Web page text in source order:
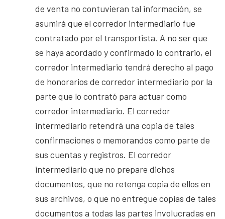
de venta no contuvieran tal información, se
asumirá que el corredor intermediario fue
contratado por el transportista. A no ser que
se haya acordado y confirmado lo contrario, el
corredor intermediario tendrá derecho al pago
de honorarios de corredor intermediario por la
parte que lo contrató para actuar como
corredor intermediario. El corredor
intermediario retendrá una copia de tales
confirmaciones o memorandos como parte de
sus cuentas y registros. El corredor
intermediario que no prepare dichos
documentos, que no retenga copia de ellos en
sus archivos, o que no entregue copias de tales
documentos a todas las partes involucradas en